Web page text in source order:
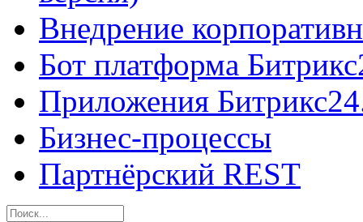
Внедрение
Бот платформа
Приложения
Бизнес-процессы
Партнёрский REST